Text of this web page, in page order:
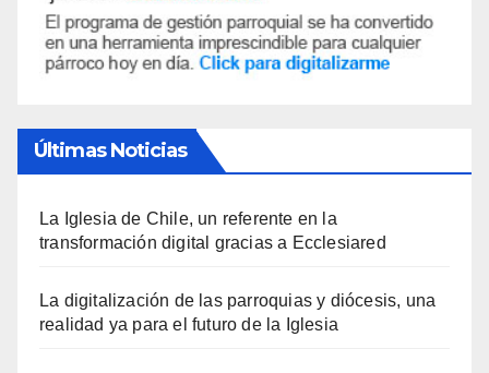
Últimas Noticias
La Iglesia de Chile, un referente en la
transformación digital gracias a Ecclesiared
La digitalización de las parroquias y diócesis, una
realidad ya para el futuro de la Iglesia